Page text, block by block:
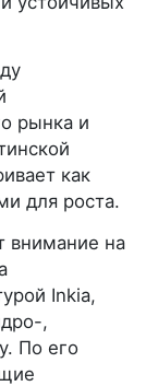
рынка и
как
для роста.
внимание на
Inkia,
,
По его